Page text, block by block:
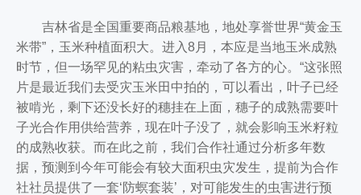
吉林省是全国重要商品粮基地，地处享誉世界“黄金玉
米带”，玉米种植面积大。进入8月，本应是当地玉米成熟
时节，但一场罕见的粘虫灾害，牵动了各方的心。“这张照
片是最近我们去受灾玉米田中拍的，可以看出，叶子已经
被啃光，剩下还没长好的穗挂在上面，穗子的成熟需要叶
子光合作用供给营养，现在叶子没了，就会影响玉米籽粒
的成熟收获。而在此之前，我们合作社通过分析多年数
据，预测到今年可能会有较大面积虫灾发生，提前为合作
社社员提供了一套‘防螟套装’，对可能发生的虫害进行预